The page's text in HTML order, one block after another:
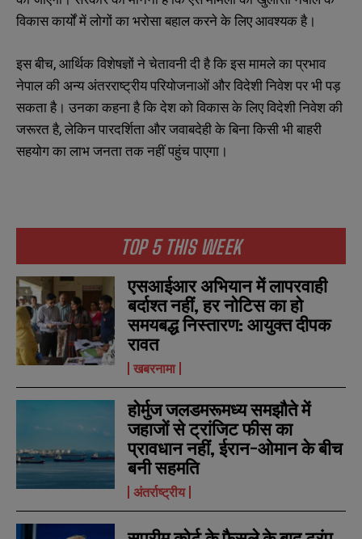
m
a
i
l
*
N
u
m
b
e
r
SUBMIT
m
a
i
l
*
N
u
m
b
e
r
SUBMIT
TOP 5 THIS WEEK
एसआईआर अभियान में लापरवाही
बर्दाश्त नहीं, हर नोटिस का हो
समयबद्ध निस्तारण: आयुक्त दीपक
रावत
खबरनामा
होर्मुज जलडमरूमध्य समझौते में
जहाजों से ट्रांजिट फीस का
प्रावधान नहीं, ईरान-ओमान के बीच
बनी सहमति
अंतर्राष्ट्रीय
विकास कार्यों में लोगों का भरोसा बहाल करने के लिए आवश्यक है।
इस बीच, आर्थिक विशेषज्ञों ने चेतावनी दी है कि इस मामले का प्रभाव
नेपाल की अन्य अंतरराष्ट्रीय परियोजनाओं और विदेशी निवेश पर भी पड़
सकता है। उनका कहना है कि देश को विकास के लिए विदेशी निवेश की
जरूरत है, लेकिन पारदर्शिता और जवाबदेही के बिना किसी भी बाहरी
सहयोग का लाभ जनता तक नहीं पहुंच पाएगा।